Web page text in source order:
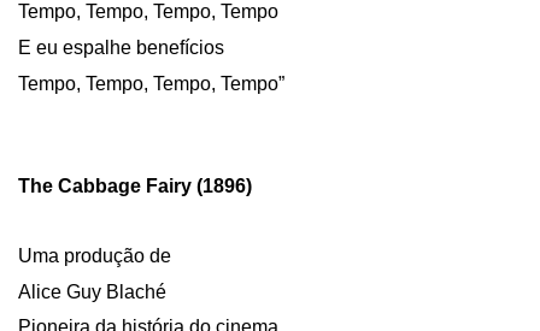
Tempo, Tempo, Tempo, Tempo
E eu espalhe benefícios
Tempo, Tempo, Tempo, Tempo”
The Cabbage Fairy (1896)
Uma produção de
Alice Guy Blaché